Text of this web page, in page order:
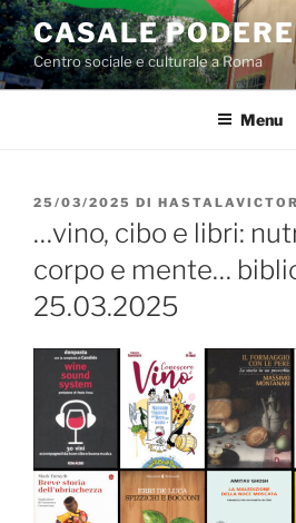
Salta
al
contenuto
CASALE
Centro sociale e culturale a Roma
Menu
PUBBLICATO
25/03/2025 DI
…vino, cibo e libri:
corpo e mente…
25.03.2025